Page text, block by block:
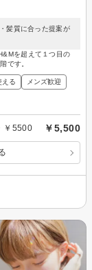
髪質に合った提案が
を超えて１つ目の
です。
える メンズ歓迎
￥5500 ￥5,500